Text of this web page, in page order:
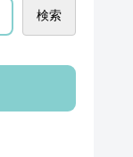
検索